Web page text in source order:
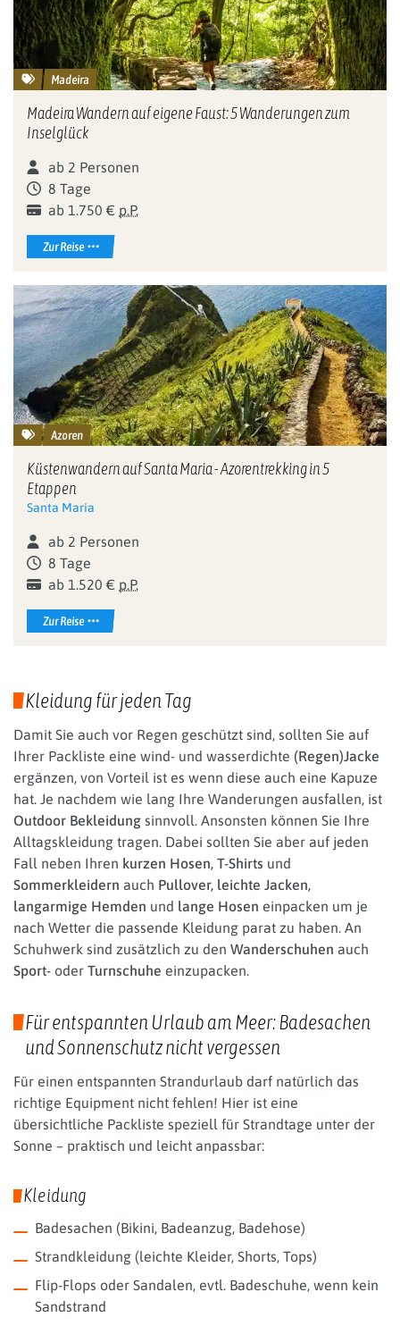
Madeira
Madeira Wandern auf eigene Faust: 5 Wanderungen zum
Inselglück
ab 2 Personen
8 Tage
ab 1.750 € p.P.
Zur Reise
Azoren
Küstenwandern auf Santa Maria - Azorentrekking in 5
Etappen
Santa Maria
ab 2 Personen
8 Tage
ab 1.520 € p.P.
Zur Reise
Kleidung für jeden Tag
Damit Sie auch vor Regen geschützt sind, sollten Sie auf
Ihrer Packliste eine wind- und wasserdichte (Regen)Jacke
ergänzen, von Vorteil ist es wenn diese auch eine Kapuze
hat. Je nachdem wie lang Ihre Wanderungen ausfallen, ist
Outdoor Bekleidung sinnvoll. Ansonsten können Sie Ihre
Alltagskleidung tragen. Dabei sollten Sie aber auf jeden
Fall neben Ihren kurzen Hosen, T-Shirts und
Sommerkleidern auch Pullover, leichte Jacken,
langarmige Hemden und lange Hosen einpacken um je
nach Wetter die passende Kleidung parat zu haben. An
Schuhwerk sind zusätzlich zu den Wanderschuhen auch
Sport- oder Turnschuhe einzupacken.
Für entspannten Urlaub am Meer: Badesachen
und Sonnenschutz nicht vergessen
Für einen entspannten Strandurlaub darf natürlich das
richtige Equipment nicht fehlen! Hier ist eine
übersichtliche Packliste speziell für Strandtage unter der
Sonne – praktisch und leicht anpassbar:
Kleidung
Badesachen (Bikini, Badeanzug, Badehose)
Strandkleidung (leichte Kleider, Shorts, Tops)
Flip-Flops oder Sandalen, evtl. Badeschuhe, wenn kein
Sandstrand